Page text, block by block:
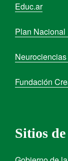
Educ.ar
Plan
Fundación
Sitios